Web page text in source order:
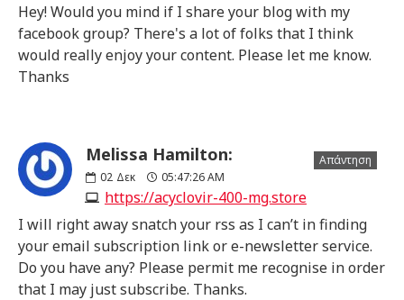
Hey! Would you mind if I share your blog with my
facebook group? There's a lot of folks that I think
would really enjoy your content. Please let me know.
Thanks
Melissa Hamilton:
02 Δεκ 05:47:26 AM
https://acyclovir-400-mg.store
Απάντηση
I will right away snatch your rss as I can’t in finding
your email subscription link or e-newsletter service.
Do you have any? Please permit me recognise in order
that I may just subscribe. Thanks.